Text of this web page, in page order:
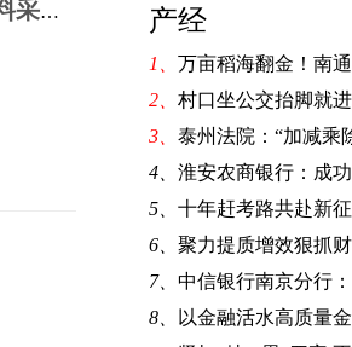
焦作万方2022年前三季度净利3.52亿同比下滑33.06% 原材料采购价格同比上升 产经
1、 万亩稻海翻金！南
2、 村口坐公交抬脚就
3、 泰州法院：“加减乘
4、 淮安农商银行：成
5、 十年赶考路共赴新
6、 聚力提质增效狠抓
7、 中信银行南京分行
8、
以金融活水高质量